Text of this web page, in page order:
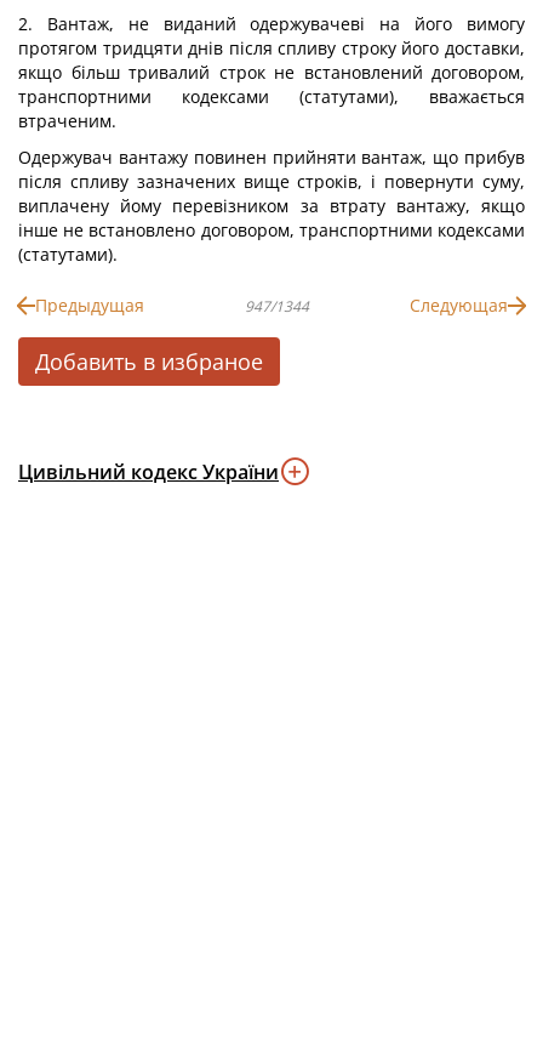
2. Вантаж, не виданий одержувачеві на його вимогу
протягом тридцяти днів після спливу строку його доставки,
якщо більш тривалий строк не встановлений договором,
транспортними кодексами (статутами), вважається
втраченим.
Одержувач вантажу повинен прийняти вантаж, що прибув
після спливу зазначених вище строків, і повернути суму,
виплачену йому перевізником за втрату вантажу, якщо
інше не встановлено договором, транспортними кодексами
(статутами).
Предыдущая 947/1344 Следующая
Добавить в избраное
Цивільний кодекс України